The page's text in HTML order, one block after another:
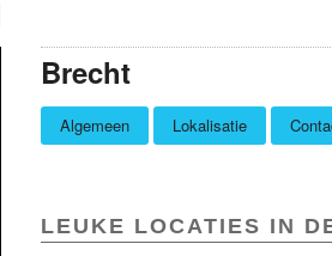
Brecht
Algemeen Lokalisatie
LEUKE LOCATIES IN